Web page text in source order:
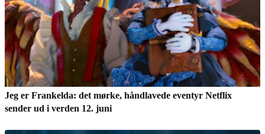
Jeg er Frankelda: det mørke, håndlavede eventyr Netflix
sender ud i verden 12. juni